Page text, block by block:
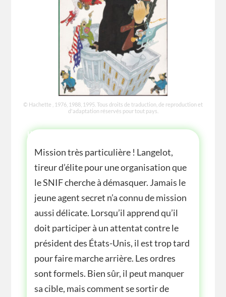
© Hachette , 1976, 1988, 1995. Tous droits de traduction, de reproduction et
d'adaptation réservés pour tout pays.
HISTOIRE
Mission très particulière ! Langelot,
tireur d’élite pour une organisation que
le SNIF cherche à démasquer. Jamais le
jeune agent secret n’a connu de mission
aussi délicate. Lorsqu’il apprend qu’il
doit participer à un attentat contre le
président des États-Unis, il est trop tard
pour faire marche arrière. Les ordres
sont formels. Bien sûr, il peut manquer
sa cible, mais comment se sortir de